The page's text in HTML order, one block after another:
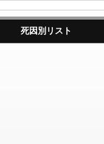
死因別リスト